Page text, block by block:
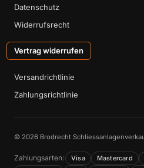
Datenschutz
Widerrufsrecht
Vertrag widerrufen
Versandrichtlinie
Zahlungsrichtlinie
© 2026 Brodrecht
Zahlungsarten: Visa Mastercard